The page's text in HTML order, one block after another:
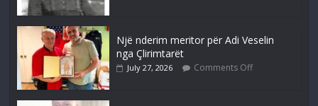
Një nderim meritor për Adi Veselin
nga Çlirimtarët
July 27, 2026 Comments Off